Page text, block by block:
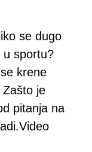
se dugo
u sportu?
krene
Zašto je
pitanja na